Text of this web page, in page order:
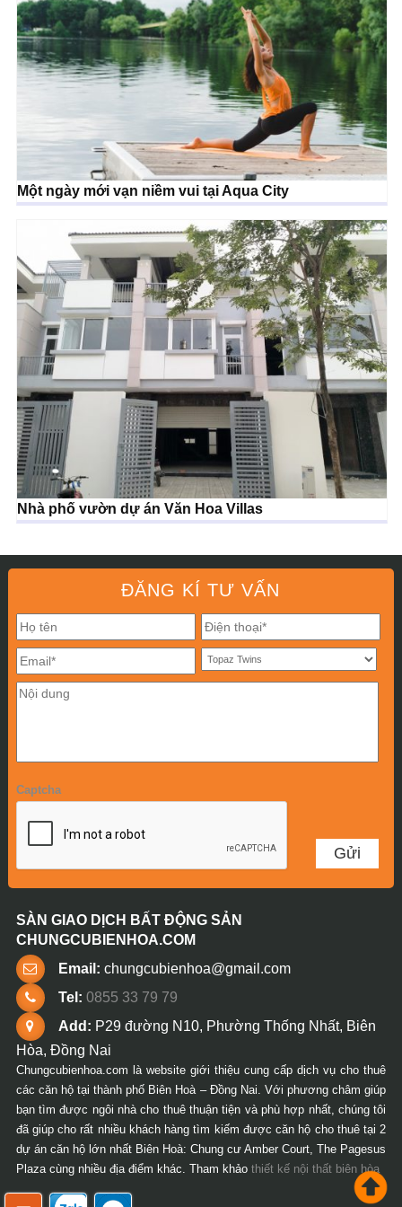
Một ngày mới vạn niềm vui tại Aqua City
Nhà phố vườn dự án Văn Hoa Villas
ĐĂNG KÍ TƯ VẤN
Captcha
SÀN GIAO DỊCH BẤT ĐỘNG SẢN
CHUNGCUBIENHOA.COM
Email: chungcubienhoa@gmail.com
Tel: 0855 33 79 79
Add: P29 đường N10, Phường Thống Nhất, Biên
Hòa, Đồng Nai
Chungcubienhoa.com là website giới thiệu cung cấp dịch vụ cho thuê
các căn hộ tại thành phố Biên Hoà – Đồng Nai. Với phương châm giúp
bạn tìm được ngôi nhà cho thuê thuận tiện và phù hợp nhất, chúng tôi
đã giúp cho rất nhiều khách hàng tìm kiếm được căn hộ cho thuê tại 2
dự án căn hộ lớn nhất Biên Hoà: Chung cư Amber Court, The Pagesus
Plaza cùng nhiều địa điểm khác. Tham khảo thiết kế nội thất biên hòa